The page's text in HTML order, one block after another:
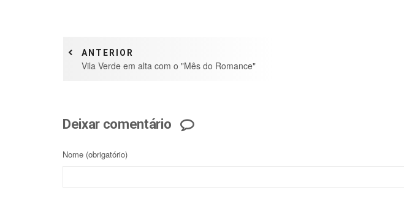
ANTERIOR
Vila Verde em alta com o "Mês do Romance"
Deixar comentário
Nome (obrigatório)